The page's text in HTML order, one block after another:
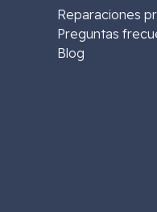
Reparaciones
Preguntas
Blog